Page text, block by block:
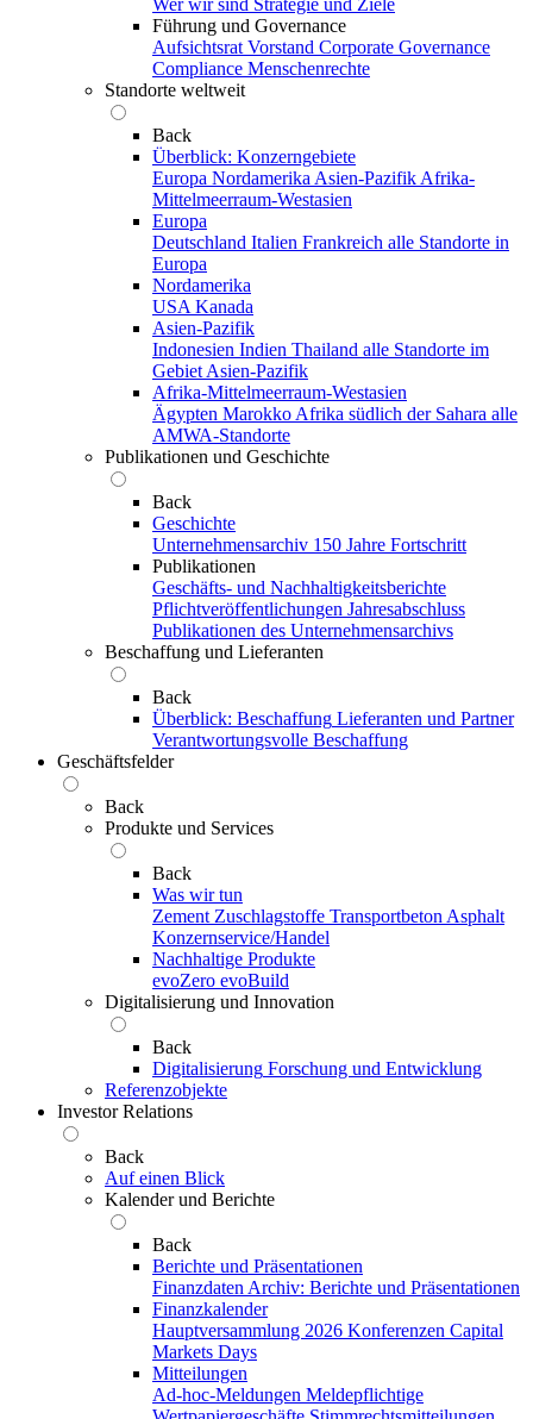
Führung und Governance
Aufsichtsrat Vorstand Corporate Governance
Compliance Menschenrechte
Standorte weltweit
Back
Überblick: Konzerngebiete
Europa Nordamerika Asien-Pazifik Afrika-
Mittelmeerraum-Westasien
Europa
Deutschland Italien Frankreich alle Standorte in
Europa
Nordamerika
USA Kanada
Asien-Pazifik
Indonesien Indien Thailand alle Standorte im
Gebiet Asien-Pazifik
Afrika-Mittelmeerraum-Westasien
Ägypten Marokko Afrika südlich der Sahara alle
AMWA-Standorte
Publikationen und Geschichte
Back
Geschichte
Unternehmensarchiv 150 Jahre Fortschritt
Publikationen
Geschäfts- und Nachhaltigkeitsberichte
Pflichtveröffentlichungen Jahresabschluss
Publikationen des Unternehmensarchivs
Beschaffung und Lieferanten
Back
Überblick: Beschaffung Lieferanten und Partner
Verantwortungsvolle Beschaffung
Geschäftsfelder
Back
Produkte und Services
Back
Was wir tun
Zement Zuschlagstoffe Transportbeton Asphalt
Konzernservice/Handel
Nachhaltige Produkte
evoZero evoBuild
Digitalisierung und Innovation
Back
Digitalisierung Forschung und Entwicklung
Referenzobjekte
Investor Relations
Back
Auf einen Blick
Kalender und Berichte
Back
Berichte und Präsentationen
Finanzdaten Archiv: Berichte und Präsentationen
Finanzkalender
Hauptversammlung 2026 Konferenzen Capital
Markets Days
Mitteilungen
Ad-hoc-Meldungen Meldepflichtige